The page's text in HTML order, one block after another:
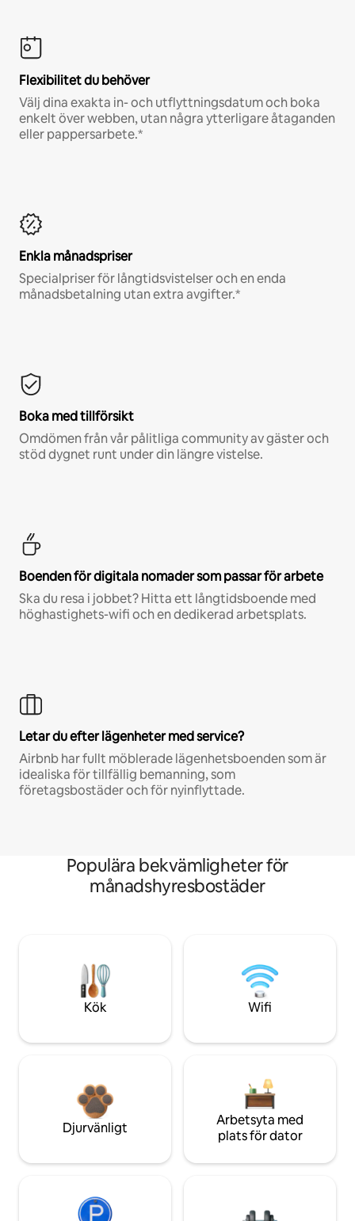
Flexibilitet du behöver
Välj dina exakta in- och utflyttningsdatum och boka
enkelt över webben, utan några ytterligare åtaganden
eller pappersarbete.*
Enkla månadspriser
Specialpriser för långtidsvistelser och en enda
månadsbetalning utan extra avgifter.*
Boka med tillförsikt
Omdömen från vår pålitliga community av gäster och
stöd dygnet runt under din längre vistelse.
Boenden för digitala nomader som passar för arbete
Ska du resa i jobbet? Hitta ett långtidsboende med
höghastighets-wifi och en dedikerad arbetsplats.
Letar du efter lägenheter med service?
Airbnb har fullt möblerade lägenhetsboenden som är
idealiska för tillfällig bemanning, som
företagsbostäder och för nyinflyttade.
Populära bekvämligheter för
månadshyresbostäder
Kök Wifi
Djurvänligt
Arbetsyta med
plats för dator